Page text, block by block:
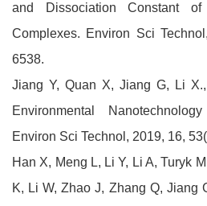
and Dissociation Constant of
Complexes. Environ Sci
6538.
Jiang Y, Quan X, Jiang G, Li
Environmental
Environ Sci Technol, 2019, 16,
Han X, Meng L, Li Y, Li A, Turyk
K, Li W, Zhao J, Zhang Q, Jiang